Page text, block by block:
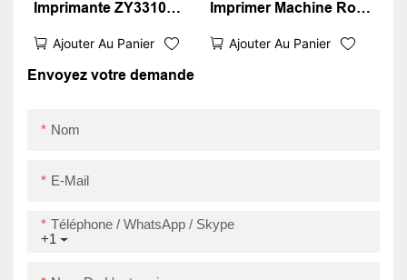
Imprimante ZY3310
transport et
d'emballage iOS
Imprimante USB
Ajouter Au Panier
Imprimer Machine Roll
Products Prix Prix Bar
Ajouter Au Panier
Envoyez votre demande
Nom
E-Mail
+1
Téléphone / WhatsApp / Skype